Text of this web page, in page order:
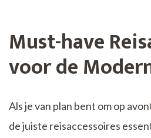
Must-have
voor de
Als je van plan bent om op
de juiste reisaccessoires